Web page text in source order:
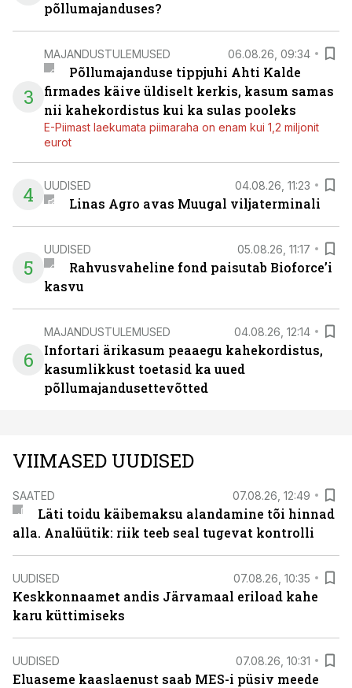
põllumajanduses?
3
MAJANDUSTULEMUSED 06.08.26, 09:34
Põllumajanduse tippjuhi Ahti Kalde
firmades käive üldiselt kerkis, kasum samas
nii kahekordistus kui ka sulas pooleks
E-Piimast laekumata piimaraha on enam kui 1,2 miljonit
eurot
4 UUDISED 04.08.26, 11:23
Linas Agro avas Muugal viljaterminali
5
UUDISED 05.08.26, 11:17
Rahvusvaheline fond paisutab Bioforce’i
kasvu
6
MAJANDUSTULEMUSED 04.08.26, 12:14
Infortari ärikasum peaaegu kahekordistus,
kasumlikkust toetasid ka uued
põllumajandusettevõtted
VIIMASED UUDISED
SAATED 07.08.26, 12:49
Läti toidu käibemaksu alandamine tõi hinnad
alla. Analüütik: riik teeb seal tugevat kontrolli
UUDISED 07.08.26, 10:35
Keskkonnaamet andis Järvamaal eriload kahe
karu küttimiseks
UUDISED 07.08.26, 10:31
Eluaseme kaaslaenust saab MES-i püsiv meede